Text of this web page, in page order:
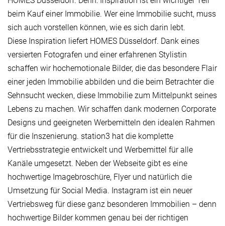
beim Kauf einer Immobilie. Wer eine Immobilie sucht, muss
sich auch vorstellen können, wie es sich darin lebt.
Diese Inspiration liefert HOMES Düsseldorf. Dank eines
versierten Fotografen und einer erfahrenen Stylistin
schaffen wir hochemotionale Bilder, die das besondere Flair
einer jeden Immobilie abbilden und die beim Betrachter die
Sehnsucht wecken, diese Immobilie zum Mittelpunkt seines
Lebens zu machen. Wir schaffen dank modernen Corporate
Designs und geeigneten Werbemitteln den idealen Rahmen
für die Inszenierung. station3 hat die komplette
Vertriebsstrategie entwickelt und Werbemittel für alle
Kanäle umgesetzt. Neben der Webseite gibt es eine
hochwertige Imagebroschüre, Flyer und natürlich die
Umsetzung für Social Media. Instagram ist ein neuer
Vertriebsweg für diese ganz besonderen Immobilien – denn
hochwertige Bilder kommen genau bei der richtigen